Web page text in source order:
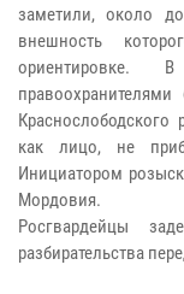
заметили, около
внешность
ориентировке.
как лицо, не
Инициатором
Мордовия.
Росгвардейцы
разбирательства